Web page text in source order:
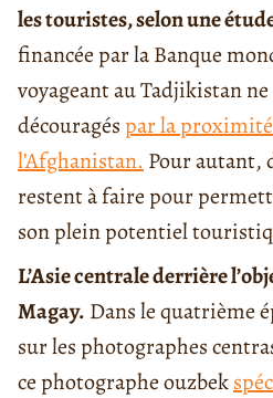
les touristes, selon une
financée par la Banque
voyageant au Tadjikistan ne
découragéspar la
l’Afghanistan. Pour autant,
restent à faire pour
son plein potentiel
L’Asie centrale derrière
Magay. Dans le quatrième
sur les photographes
ce photographe ouzbek